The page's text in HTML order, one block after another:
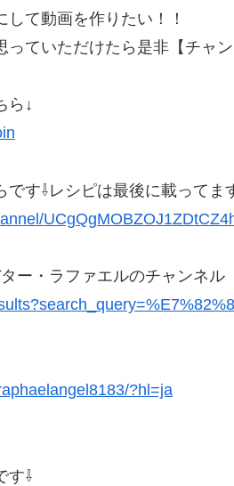
て動画を作りたい！！
ていただけたら是非【チャ
ら↓
です⇩レシピは最後に載ってま
ー・ラファエルのチャンネル
?hl=ja
す⇩